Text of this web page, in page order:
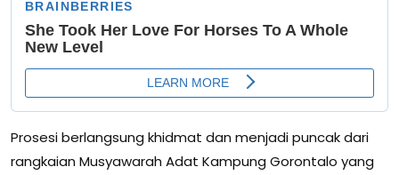
Prosesi berlangsung khidmat dan menjadi puncak dari
rangkaian Musyawarah Adat Kampung Gorontalo yang